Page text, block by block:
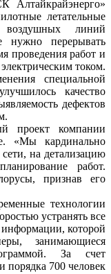
Алтайкрайэнерго»
летательные
линий
нужно перерывать
проведения работ и
током.
специальной
качество
дефектов
проект компании
«Мы кардинально
на детализацию
работ.
признав его
технологии
устранять все
которой
занимающиеся
За счет
порядка 700 человек